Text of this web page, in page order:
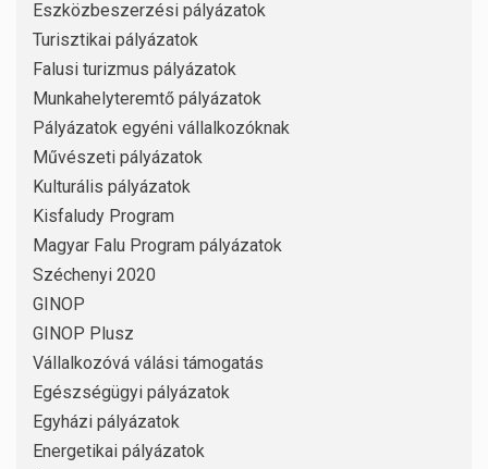
Eszközbeszerzési pályázatok
Turisztikai pályázatok
Falusi turizmus pályázatok
Munkahelyteremtő pályázatok
Pályázatok egyéni vállalkozóknak
Művészeti pályázatok
Kulturális pályázatok
Kisfaludy Program
Magyar Falu Program pályázatok
Széchenyi 2020
GINOP
GINOP Plusz
Vállalkozóvá válási támogatás
Egészségügyi pályázatok
Egyházi pályázatok
Energetikai pályázatok